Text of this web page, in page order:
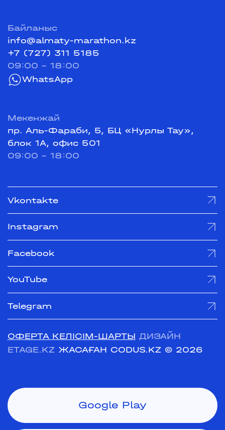
Байланыс
info@almaty-marathon.kz
+7 (727) 311 5185
09:00 - 18:00
WhatsApp
Мекенжай
пр. Аль-Фараби, 5, БЦ «Нурлы Тау»,
блок 1А, офис 501
09:00 - 18:00
Vkontakte
Instagram
Facebook
YouTube
Telegram
ОФЕРТА КЕЛІСІМ-ШАРТЫ ДИЗАЙН
ETAGE.KZ ЖАСАҒАН CODUS.KZ © 2026
Google Play